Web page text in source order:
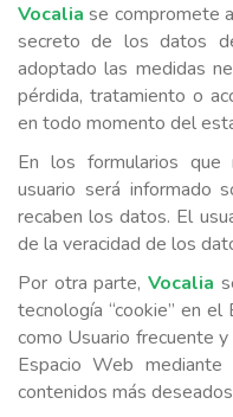
Vocalia se compromete
secreto de los datos
adoptado las medidas
pérdida, tratamiento o
en todo momento del
En los formularios que
usuario será informado
recaben los datos. El
de la veracidad de los
Por otra parte,Vocalia
tecnología “cookie” en
como Usuario frecuente
Espacio Web
contenidos más